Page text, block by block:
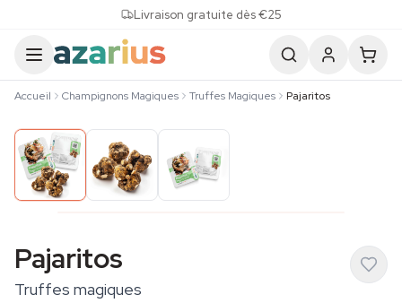
Livraison gratuite dès €25
Accueil Champignons Magiques Truffes Magiques Pajaritos
Pajaritos
Truffes magiques